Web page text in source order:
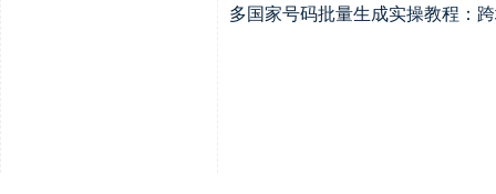
多国家号码批量生成实操教程：